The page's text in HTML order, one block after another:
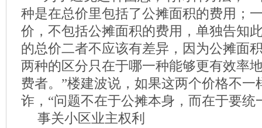
种是在总价里包括了公摊面积的费用；
价，不包括公摊面积的费用，单独告知
的总价二者不应该有差异，因为公摊面
两种的区分只在于哪一种能够更有效率
费者。”楼建波说，如果这两个价格不一
诈，“问题不在于公摊本身，而在于要统
事关小区业主权利